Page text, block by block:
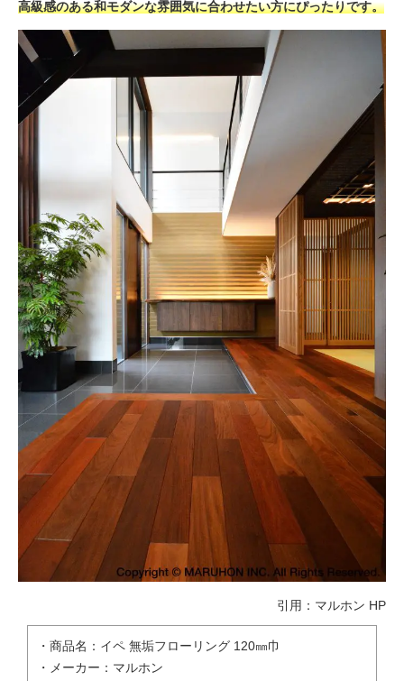
高級感のある和モダンな雰囲気に合わせたい方にぴったりです。
引用： マルホン HP
・商品名：イペ 無垢フローリング 120㎜巾
・メーカー：マルホン